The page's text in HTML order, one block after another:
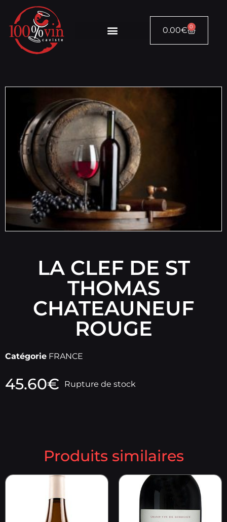
0.00€ 0
LA CLEF DE ST
THOMAS
CHATEAUNEUF
ROUGE
Catégorie FRANCE
45.60€ Rupture de stock
Produits similaires